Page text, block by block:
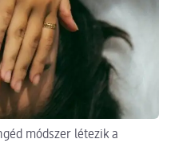
módszer létezik a